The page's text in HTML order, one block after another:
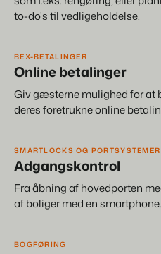
to-do's til vedligeholdelse.
BEX-BETALINGER
Online betalinger
Giv gæsterne mulighed for at
deres foretrukne online
SMARTLOCKS OG PORTSYSTEMER
Adgangskontrol
Fra åbning af hovedporten
af boliger med en smartphone.
BOGFØRING